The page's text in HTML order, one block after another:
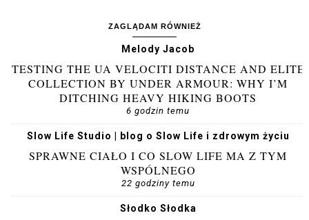
ZAGLĄDAM RÓWNIEŻ
Melody Jacob
TESTING THE UA VELOCITI DISTANCE AND ELITE
COLLECTION BY UNDER ARMOUR: WHY I’M
DITCHING HEAVY HIKING BOOTS
6 godzin temu
Slow Life Studio | blog o Slow Life i zdrowym życiu
SPRAWNE CIAŁO I CO SLOW LIFE MA Z TYM
WSPÓLNEGO
22 godziny temu
Słodko Słodka